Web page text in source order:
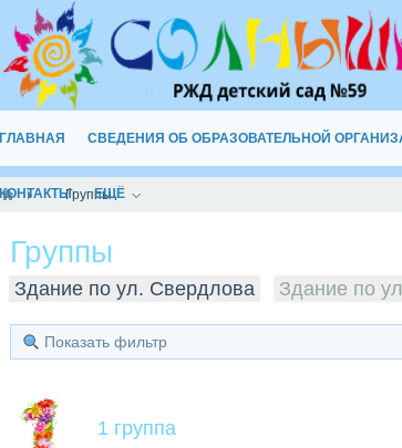
ГЛАВНАЯ СВЕДЕНИЯ ОБ ОБРАЗОВАТЕЛЬНОЙ
КОНТАКТЫ ЕЩЁ
Группы
Группы
Здание по ул. Свердлова Здание по
Показать фильтр
1 группа